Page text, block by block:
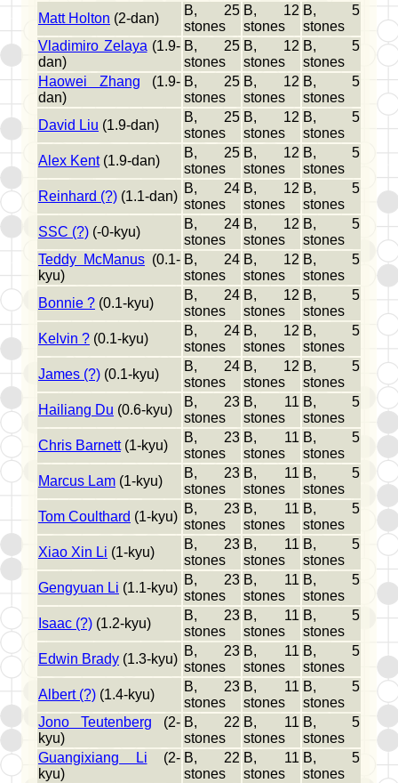
Matt Holton (2-dan)
B, 25
stones
B, 12
stones
B, 5
stones
Vladimiro Zelaya(1.9-
dan)
B, 25
stones
B, 12
stones
B, 5
stones
Haowei Zhang (1.9-
dan)
B, 25
stones
B, 12
stones
B, 5
stones
David Liu (1.9-dan)
B, 25
stones
B, 12
stones
B, 5
stones
Alex Kent(1.9-dan)
B, 25
stones
B, 12
stones
B, 5
stones
Reinhard (?) (1.1-dan)
B, 24
stones
B, 12
stones
B, 5
stones
SSC (?) (-0-kyu)
B, 24
stones
B, 12
stones
B, 5
stones
Teddy McManus (0.1-
kyu)
B, 24
stones
B, 12
stones
B, 5
stones
Bonnie ? (0.1-kyu)
B, 24
stones
B, 12
stones
B, 5
stones
Kelvin ? (0.1-kyu)
B, 24
stones
B, 12
stones
B, 5
stones
James (?) (0.1-kyu)
B, 24
stones
B, 12
stones
B, 5
stones
Hailiang Du (0.6-kyu)
B, 23
stones
B, 11
stones
B, 5
stones
Chris Barnett(1-kyu)
B, 23
stones
B, 11
stones
B, 5
stones
Marcus Lam (1-kyu)
B, 23
stones
B, 11
stones
B, 5
stones
Tom Coulthard (1-kyu)
B, 23
stones
B, 11
stones
B, 5
stones
Xiao Xin Li (1-kyu)
B, 23
stones
B, 11
stones
B, 5
stones
Gengyuan Li (1.1-kyu)
B, 23
stones
B, 11
stones
B, 5
stones
Isaac (?) (1.2-kyu)
B, 23
stones
B, 11
stones
B, 5
stones
Edwin Brady (1.3-kyu)
B, 23
stones
B, 11
stones
B, 5
stones
Albert (?) (1.4-kyu)
B, 23
stones
B, 11
stones
B, 5
stones
Jono Teutenberg (2-
kyu)
B, 22
stones
B, 11
stones
B, 5
stones
Guangixiang Li (2-
kyu)
B, 22
stones
B, 11
stones
B, 5
stones